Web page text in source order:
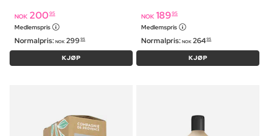
NOK 20095
Medlemspris
Normalpris: NOK 299 95
KJØP
NOK 18995
Medlemspris
Normalpris: NOK 26495
KJØP